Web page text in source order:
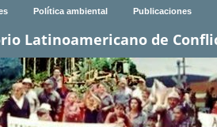
Política ambiental Publicaciones
Latinoamericano de